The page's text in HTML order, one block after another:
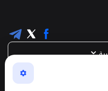
NumBuster ©
الهاتفي، الرسائل